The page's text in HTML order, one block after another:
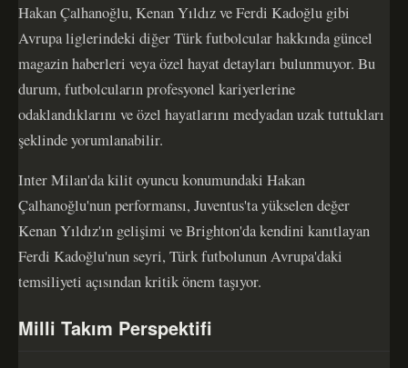
Hakan Çalhanoğlu, Kenan Yıldız ve Ferdi Kadoğlu gibi
Avrupa liglerindeki diğer Türk futbolcular hakkında güncel
magazin haberleri veya özel hayat detayları bulunmuyor. Bu
durum, futbolcuların profesyonel kariyerlerine
odaklandıklarını ve özel hayatlarını medyadan uzak tuttukları
şeklinde yorumlanabilir.
Inter Milan'da kilit oyuncu konumundaki Hakan
Çalhanoğlu'nun performansı, Juventus'ta yükselen değer
Kenan Yıldız'ın gelişimi ve Brighton'da kendini kanıtlayan
Ferdi Kadoğlu'nun seyri, Türk futbolunun Avrupa'daki
temsiliyeti açısından kritik önem taşıyor.
Milli Takım Perspektifi